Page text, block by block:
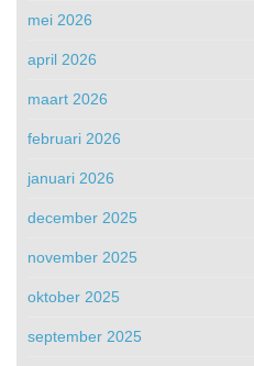
mei 2026
april 2026
maart 2026
februari 2026
januari 2026
december 2025
november 2025
oktober 2025
september 2025